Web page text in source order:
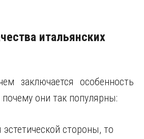
итальянских
заключается особенность
они так популярны:
эстетической стороны, то